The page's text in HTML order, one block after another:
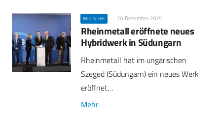
INDUSTRIE 20. Dezember 2025
Rheinmetall eröffnete neues
Hybridwerk in Südungarn
Rheinmetall hat im ungarischen
Szeged (Südungarn) ein neues Werk
eröffnet…
Mehr